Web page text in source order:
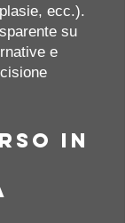
ecc.).
su
e
in